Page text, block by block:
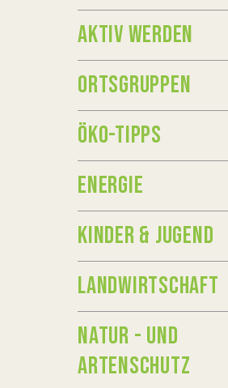
AKTIV WERDEN
ORTSGRUPPEN
ÖKO-TIPPS
ENERGIE
KINDER & JUGEND
LANDWIRTSCHAFT
NATUR - UND
ARTENSCHUTZ